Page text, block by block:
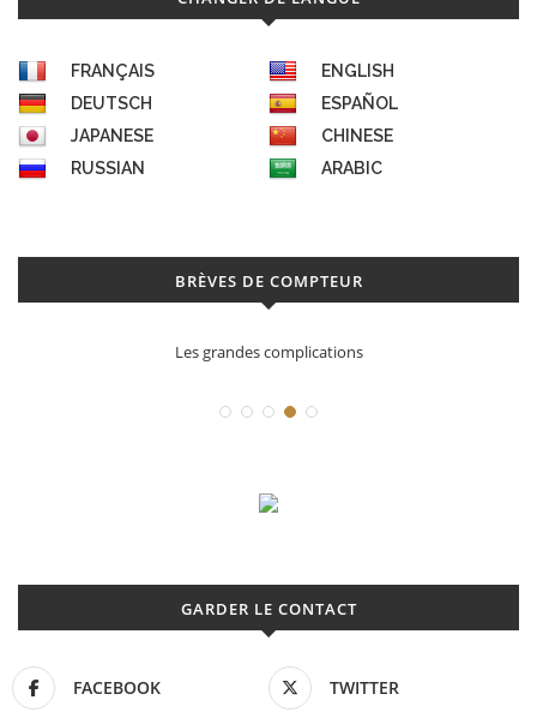
FRANÇAIS
ENGLISH
DEUTSCH
ESPAÑOL
JAPANESE
CHINESE
RUSSIAN
ARABIC
BRÈVES DE COMPTEUR
Les grandes complications
GARDER LE CONTACT
FACEBOOK TWITTER